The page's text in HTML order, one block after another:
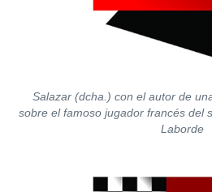
Salazar (dcha.) con el autor de
sobre el famoso jugador francés del
Laborde